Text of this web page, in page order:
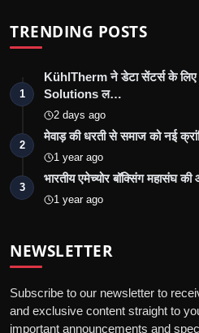
TRENDING POSTS
1
KühlTherm ने डेटा सेंटर्स के
Solutions ल…
2 days ago
2
मेवाड़ की धरती से समाज को नई
1 year ago
3
भारतीय एमेच्योर बॉक्सिंग महासंघ
1 year ago
NEWSLETTER
Subscribe to our newsletter to
and exclusive content straight to
important announcements and